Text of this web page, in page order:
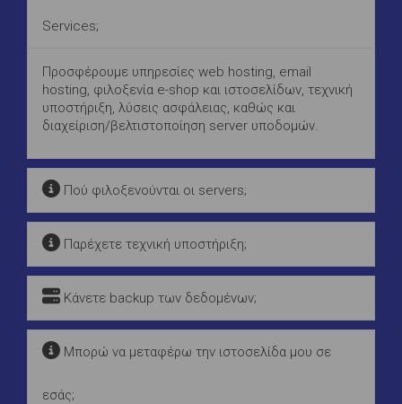
Services;
Προσφέρουμε υπηρεσίες web hosting, email
hosting, φιλοξενία e-shop και ιστοσελίδων, τεχνική
υποστήριξη, λύσεις ασφάλειας, καθώς και
διαχείριση/βελτιστοποίηση server υποδομών.
Πού φιλοξενούνται οι servers;
Παρέχετε τεχνική υποστήριξη;
Κάνετε backup των δεδομένων;
Μπορώ να μεταφέρω την ιστοσελίδα μου σε
εσάς;